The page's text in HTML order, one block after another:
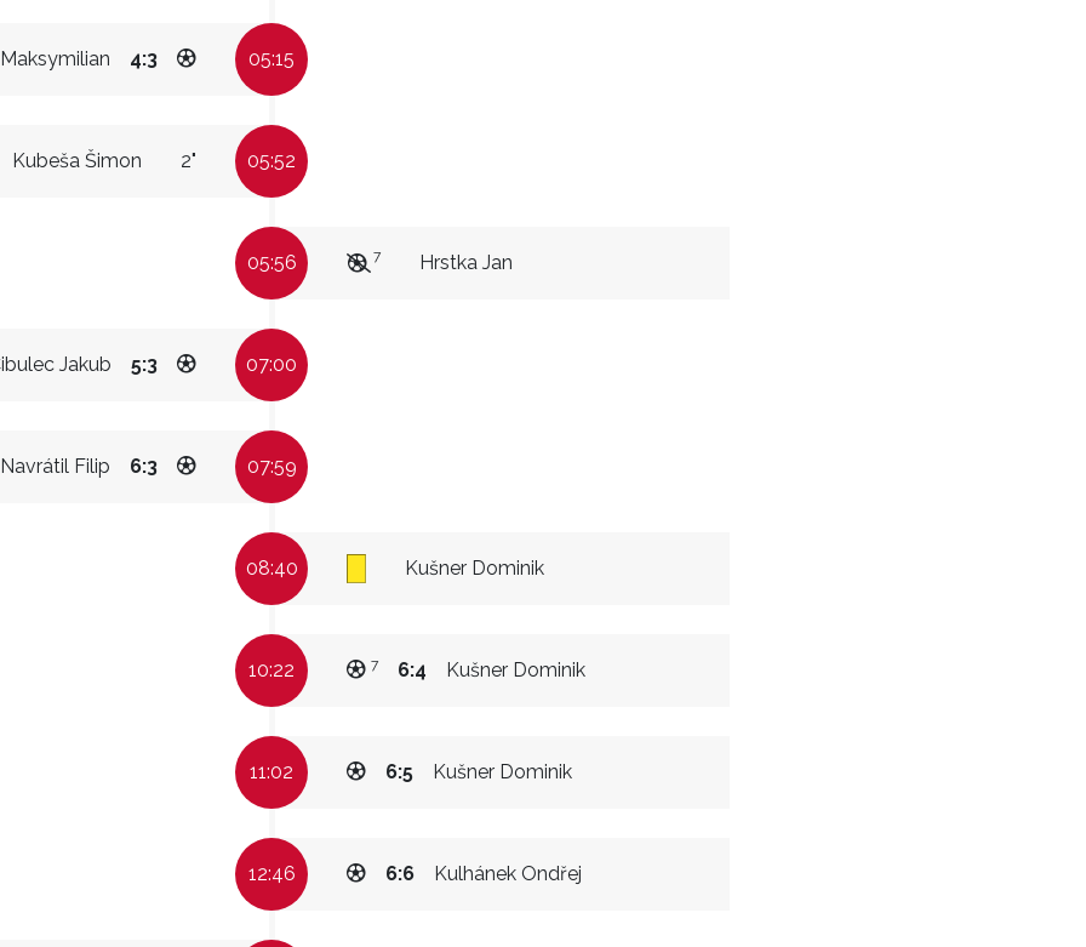
4:3 05:15
Kubeša Šimon 2" 05:52
05:56 Hrstka Jan
7
Jakub 5:3 07:00
Navrátil Filip 6:3 07:59
08:40 Kušner Dominik
10:22 Kušner Dominik
6:4
7
11:02 Kušner Dominik
6:5
12:46 Kulhánek Ondřej
6:6